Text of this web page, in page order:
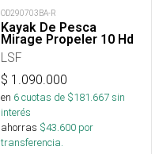
OD290703BA-R
Kayak De Pesca
Mirage Propeler 10 Hd
LSF
$ 1.090.000
en 6cuotas de $181.667sin
interés
ahorras $43.600 por
transferencia.